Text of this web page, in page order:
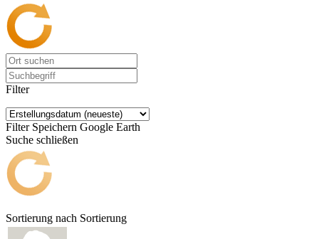
Filter
Filter Speichern Google Earth
Suche schließen
Sortierung nach Sortierung